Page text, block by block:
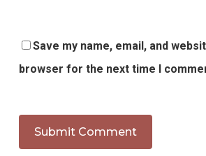
Save my name, email, and
browser for the next time I